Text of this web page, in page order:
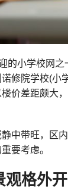
的小学校网之
修院学校(小
价差距颇大
中带旺，区
要考虑。
观格外